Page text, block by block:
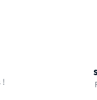
!